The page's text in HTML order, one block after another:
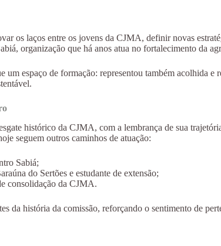
os laços entre os jovens da CJMA, definir novas
organização que há anos atua no fortalecimento da
um espaço de formação: representou também acolhida
histórico da CJMA, com a lembrança de sua
seguem outros caminhos de atuação:
Sabiá;
do Sertões e estudante de extensão;
consolidação da CJMA.
da história da comissão, reforçando o sentimento de